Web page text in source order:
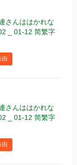
さんははかれな
_ 01-12 简繁字
由
さんははかれな
_ 01-12 简繁字
由